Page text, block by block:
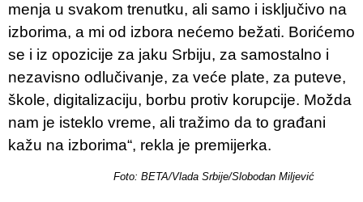
menja u svakom trenutku, ali samo i isključivo na
izborima, a mi od izbora nećemo bežati. Borićemo
se i iz opozicije za jaku Srbiju, za samostalno i
nezavisno odlučivanje, za veće plate, za puteve,
škole, digitalizaciju, borbu protiv korupcije. Možda
nam je isteklo vreme, ali tražimo da to građani
kažu na izborima“, rekla je premijerka.
Foto: BETA/Vlada Srbije/Slobodan Miljević